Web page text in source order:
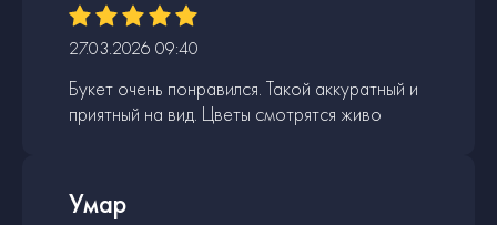
27.03.2026 09:40
Букет очень понравился. Такой аккуратный и
приятный на вид. Цветы смотрятся живо
Умар